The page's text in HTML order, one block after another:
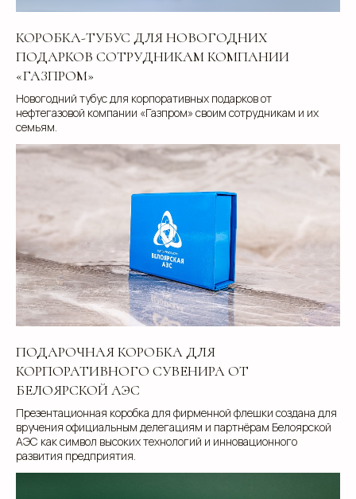
КОРОБКА-ТУБУС ДЛЯ НОВОГОДНИХ
ПОДАРКОВ СОТРУДНИКАМ КОМПАНИИ
«ГАЗПРОМ»
Новогодний тубус для корпоративных подарков от
нефтегазовой компании «Газпром» своим сотрудникам и их
семьям.
ПОДАРОЧНАЯ КОРОБКА ДЛЯ
КОРПОРАТИВНОГО СУВЕНИРА ОТ
БЕЛОЯРСКОЙ АЭС
Презентационная коробка для фирменной флешки создана для
вручения официальным делегациям и партнёрам Белоярской
АЭС как символ высоких технологий и инновационного
развития предприятия.
+7
Добавьте тз или референсы
Add files
Пользовательским соглашениемиПолитикой в
области обработки и защиты персональных
данных, а также даюСогласие на обработку
персональных данных
Отправить